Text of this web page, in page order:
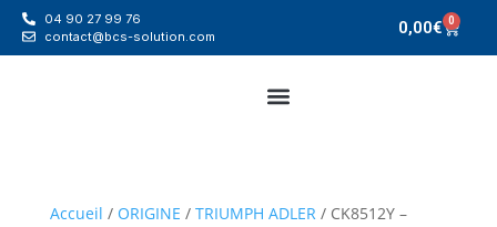
04 90 27 99 76
contact@bcs-solution.com
0,00€ 0
Accueil / ORIGINE / TRIUMPH ADLER/ CK8512Y –